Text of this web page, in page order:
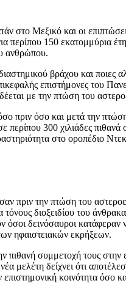
στο Μεξικό και οι
150 εκατομμύρια
ανθρώπου.
βράχου και ποιες
επιστήμονες του
με την πτώση του
πριν όσο και μετά την
300 χιλιάδες
στο οροπέδιο
πριν την πτώση του
διοξειδίου του
δεινόσαυροι κατάφεραν
ηφαιστειακών εκρήξεων.
πιθανή συμμετοχή τους
δείχνει ότι
κοινότητα όσο